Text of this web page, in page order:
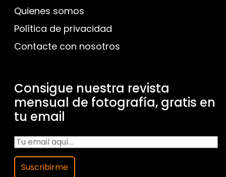
Quienes somos
Política de privacidad
Contacte con nosotros
Consigue nuestra revista
mensual de fotografía, gratis en
tu email
Suscribirme